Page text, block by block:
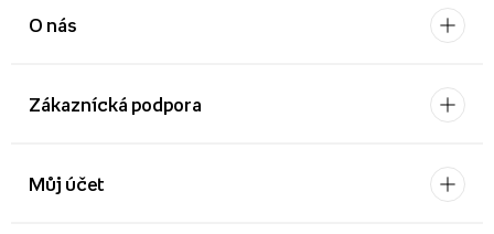
O nás
Zákaznícká podpora
Můj účet